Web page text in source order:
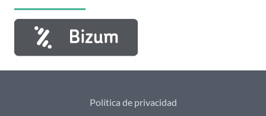
Política de privacidad